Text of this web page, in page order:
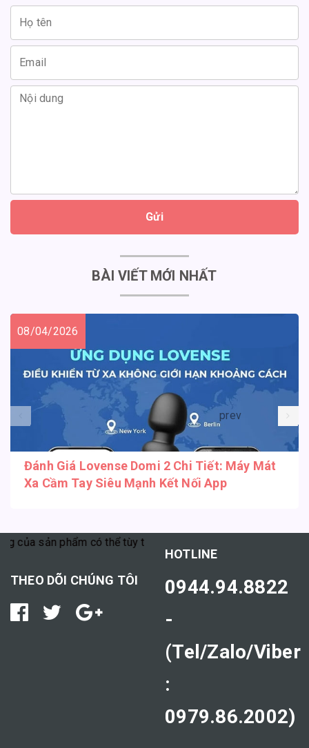
Gửi
BÀI VIẾT MỚI NHẤT
08/04/2026
Đánh Giá Lovense Domi 2 Chi Tiết: Máy Mát
Xa Cầm Tay Siêu Mạnh Kết Nối App
prev
sản phẩm có thể tùy thuộc vào cơ địa mỗi người."
THEO DÕI CHÚNG TÔI
HOTLINE
0944.94.8822
-
(Tel/Zalo/Viber
:
0979.86.2002)